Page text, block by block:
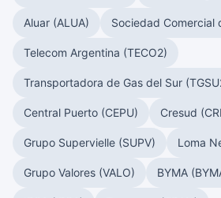
Aluar (ALUA) Sociedad Comercial
Telecom Argentina (TECO2)
Transportadora de Gas del Sur
Central Puerto (CEPU) Cresud
Grupo Supervielle (SUPV) Loma
Grupo Valores (VALO) BYMA